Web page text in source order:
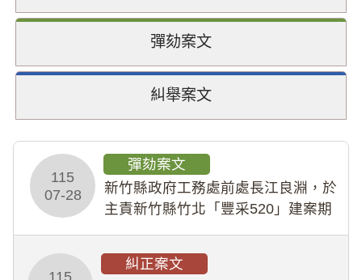
彈劾案文
糾舉案文
115
07-28
彈劾案文
新竹縣政府工務處前處長江良淵，於
主責新竹縣竹北「豐采520」建案期
幣1,483萬餘元，並長期收受建商餽
贈；復罔顧公共安全，圖利默許建商
115
糾正案文